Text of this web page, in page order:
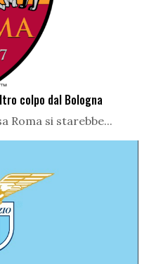
colpo dal Bologna
Roma si starebbe...